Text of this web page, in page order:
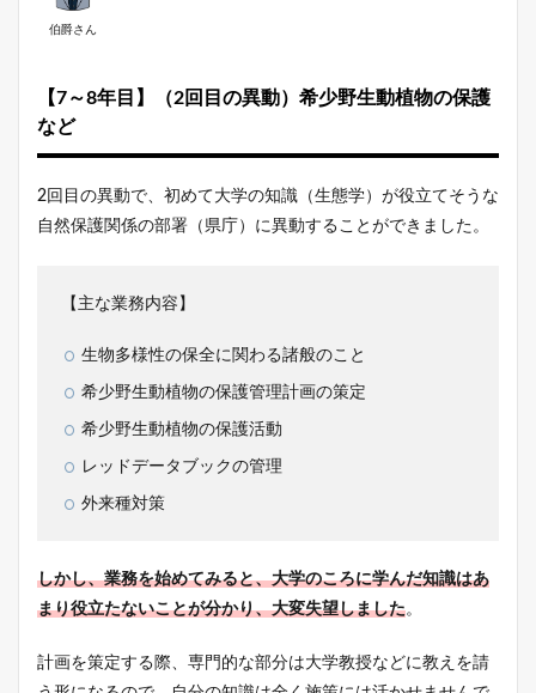
伯爵さん
【7～8年目】（2回目の異動）希少野生動植物の保護
など
2回目の異動で、初めて大学の知識（生態学）が役立てそうな
自然保護関係の部署（県庁）に異動することができました。
【主な業務内容】
生物多様性の保全に関わる諸般のこと
希少野生動植物の保護管理計画の策定
希少野生動植物の保護活動
レッドデータブックの管理
外来種対策
しかし、業務を始めてみると、大学のころに学んだ知識はあ
まり役立たないことが分かり、大変失望しました。
計画を策定する際、専門的な部分は大学教授などに教えを請